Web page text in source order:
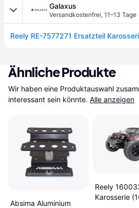
Galaxus
Versandkostenfrei, 11–13 Tage
Reely RE-7577271 Ersatzteil
Ähnliche Produkte
Wir haben eine Produktauswahl
interessant sein könnte. Alle anzeigen
Absima Aluminium
Reely
Karosserie